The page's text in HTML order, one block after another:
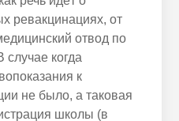
ревакцинациях, от
отвод по
когда
к
не было, а таковая
школы (в